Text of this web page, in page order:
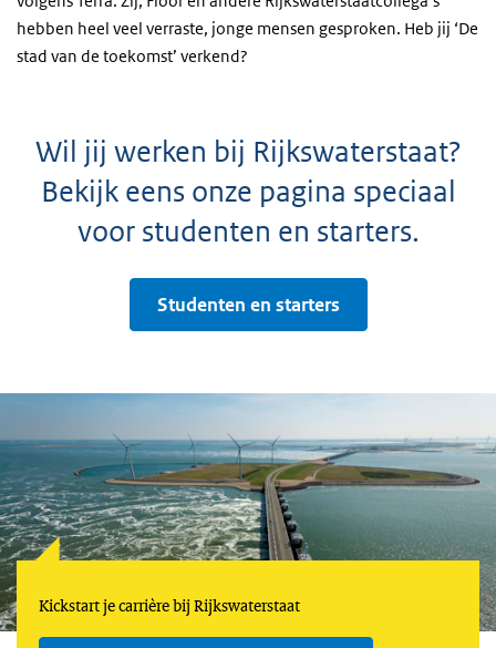
hebben heel veel verraste, jonge mensen gesproken. Heb jij ‘De
stad van de toekomst’ verkend?
Wil jij werken bij Rijkswaterstaat?
Bekijk eens onze pagina speciaal
voor studenten en starters.
Studenten en starters
Kickstart je carrière bij Rijkswaterstaat